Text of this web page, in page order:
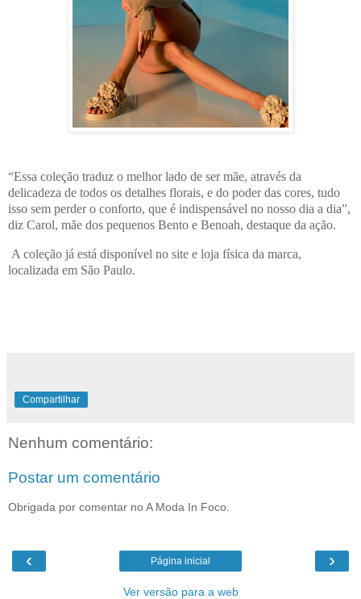
“Essa coleção traduz o melhor lado de ser mãe, através da
delicadeza de todos os detalhes florais, e do poder das cores, tudo
isso sem perder o conforto, que é indispensável no nosso dia a dia”,
diz Carol, mãe dos pequenos Bento e Benoah, destaque da ação.
A coleção já está disponível no site e loja física da marca,
localizada em São Paulo.
Compartilhar
Nenhum comentário:
Postar um comentário
Obrigada por comentar no A Moda In Foco.
‹ ›
Página inicial
Ver versão para a web